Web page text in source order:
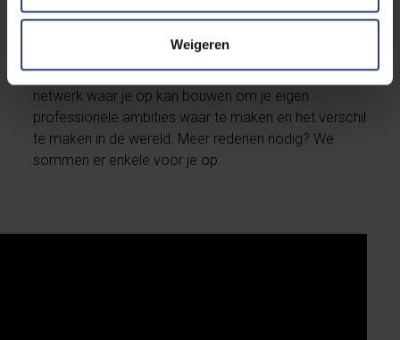
Weigeren
levert je niet alleen een sterk
visitekaartje op de arbeidsmarkt op, maar ook een
netwerk waar je op kan bouwen om je eigen
professionele ambities waar te maken en het verschil
te maken in de wereld. Meer redenen nodig? We
sommen er enkele voor je op.